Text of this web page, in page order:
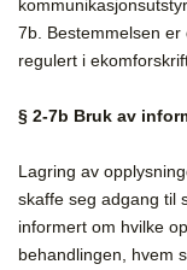
7b. Bestemmelsen
regulert i
§ 2-7b Bruk av
Lagring av
skaffe seg adgang til
informert om hvilke
behandlingen, hvem